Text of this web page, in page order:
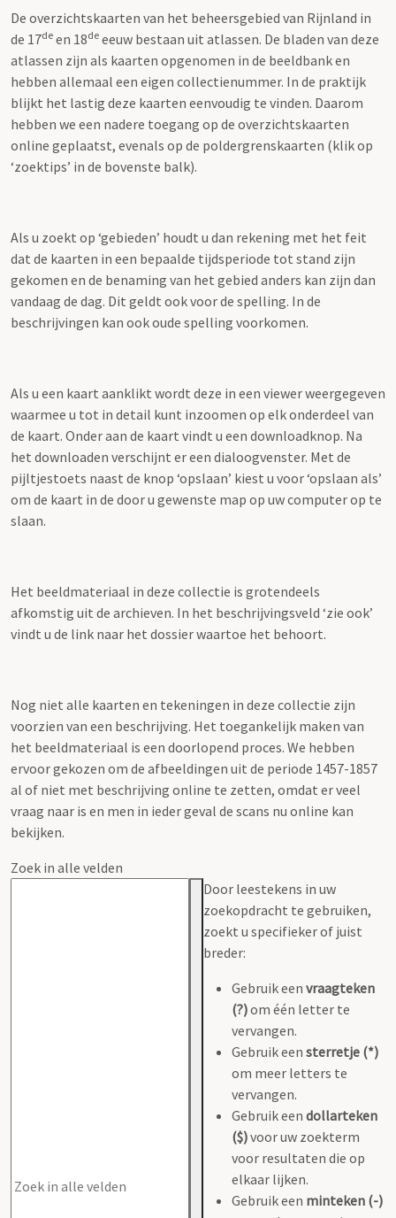
De overzichtskaarten van het beheersgebied van Rijnland in
de 17de en 18de eeuw bestaan uit atlassen. De bladen van deze
atlassen zijn als kaarten opgenomen in de beeldbank en
hebben allemaal een eigen collectienummer. In de praktijk
blijkt het lastig deze kaarten eenvoudig te vinden. Daarom
hebben we een nadere toegang op de overzichtskaarten
online geplaatst, evenals op de poldergrenskaarten (klik op
‘zoektips’ in de bovenste balk).
Als u zoekt op ‘gebieden’ houdt u dan rekening met het feit
dat de kaarten in een bepaalde tijdsperiode tot stand zijn
gekomen en de benaming van het gebied anders kan zijn dan
vandaag de dag. Dit geldt ook voor de spelling. In de
beschrijvingen kan ook oude spelling voorkomen.
Als u een kaart aanklikt wordt deze in een viewer weergegeven
waarmee u tot in detail kunt inzoomen op elk onderdeel van
de kaart. Onder aan de kaart vindt u een downloadknop. Na
het downloaden verschijnt er een dialoogvenster. Met de
pijltjestoets naast de knop ‘opslaan’ kiest u voor ‘opslaan als’
om de kaart in de door u gewenste map op uw computer op te
slaan.
Het beeldmateriaal in deze collectie is grotendeels
afkomstig uit de archieven. In het beschrijvingsveld ‘zie ook’
vindt u de link naar het dossier waartoe het behoort.
Nog niet alle kaarten en tekeningen in deze collectie zijn
voorzien van een beschrijving. Het toegankelijk maken van
het beeldmateriaal is een doorlopend proces. We hebben
ervoor gekozen om de afbeeldingen uit de periode 1457-1857
al of niet met beschrijving online te zetten, omdat er veel
vraag naar is en men in ieder geval de scans nu online kan
bekijken.
Zoek in alle velden
Door leestekens in uw
zoekopdracht te gebruiken,
zoekt u specifieker of juist
breder:
Gebruik een vraagteken
(?)om één letter te
vervangen.
Gebruik een sterretje (*)
om meer letters te
vervangen.
Gebruik een dollarteken
($)voor uw zoekterm
voor resultaten die op
elkaar lijken.
Gebruik een minteken (-)